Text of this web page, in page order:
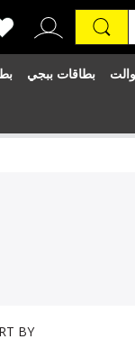
بطاقات ببجي
BY: